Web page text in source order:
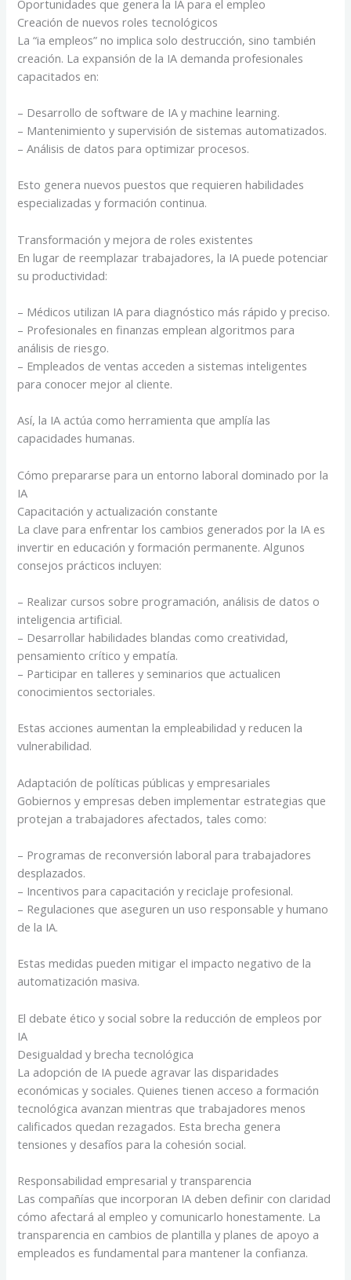
Oportunidades que genera la IA para el empleo
Creación de nuevos roles tecnológicos
La “ia empleos” no implica solo destrucción, sino también
creación. La expansión de la IA demanda profesionales
capacitados en:
– Desarrollo de software de IA y machine learning.
– Mantenimiento y supervisión de sistemas automatizados.
– Análisis de datos para optimizar procesos.
Esto genera nuevos puestos que requieren habilidades
especializadas y formación continua.
Transformación y mejora de roles existentes
En lugar de reemplazar trabajadores, la IA puede potenciar
su productividad:
– Médicos utilizan IA para diagnóstico más rápido y preciso.
– Profesionales en finanzas emplean algoritmos para
análisis de riesgo.
– Empleados de ventas acceden a sistemas inteligentes
para conocer mejor al cliente.
Así, la IA actúa como herramienta que amplía las
capacidades humanas.
Cómo prepararse para un entorno laboral dominado por la
IA
Capacitación y actualización constante
La clave para enfrentar los cambios generados por la IA es
invertir en educación y formación permanente. Algunos
consejos prácticos incluyen:
– Realizar cursos sobre programación, análisis de datos o
inteligencia artificial.
– Desarrollar habilidades blandas como creatividad,
pensamiento crítico y empatía.
– Participar en talleres y seminarios que actualicen
conocimientos sectoriales.
Estas acciones aumentan la empleabilidad y reducen la
vulnerabilidad.
Adaptación de políticas públicas y empresariales
Gobiernos y empresas deben implementar estrategias que
protejan a trabajadores afectados, tales como:
– Programas de reconversión laboral para trabajadores
desplazados.
– Incentivos para capacitación y reciclaje profesional.
– Regulaciones que aseguren un uso responsable y humano
de la IA.
Estas medidas pueden mitigar el impacto negativo de la
automatización masiva.
El debate ético y social sobre la reducción de empleos por
IA
Desigualdad y brecha tecnológica
La adopción de IA puede agravar las disparidades
económicas y sociales. Quienes tienen acceso a formación
tecnológica avanzan mientras que trabajadores menos
calificados quedan rezagados. Esta brecha genera
tensiones y desafíos para la cohesión social.
Responsabilidad empresarial y transparencia
Las compañías que incorporan IA deben definir con claridad
cómo afectará al empleo y comunicarlo honestamente. La
transparencia en cambios de plantilla y planes de apoyo a
empleados es fundamental para mantener la confianza.